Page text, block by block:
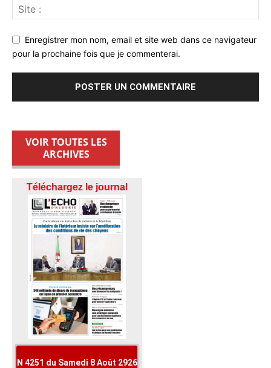
Enregistrer mon nom, email et site web dans ce navigateur
pour la prochaine fois que je commenterai.
VOIR TOUTES LES
ARCHIVES